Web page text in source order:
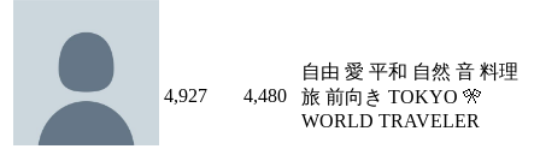
4,927 4,480
自由 愛 平和 自然 音 料理
旅 前向き TOKYO 🎌
WORLD TRAVELER